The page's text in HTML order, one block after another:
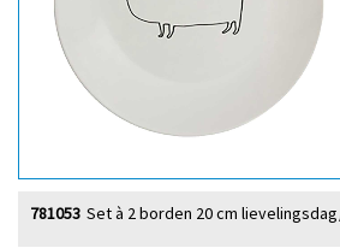
Set à 2 borden 20 cm
781053